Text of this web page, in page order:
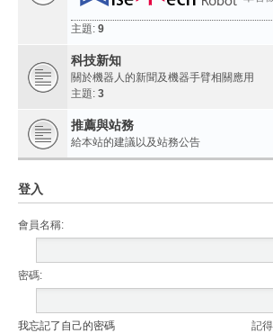
主題: 9
科技新知
關於機器人的新聞及機器手臂相關應用
主題: 3
推薦與站務
給本站的建議以及站務公告
登入
會員名稱:
密碼:
我忘記了自己的密碼 記